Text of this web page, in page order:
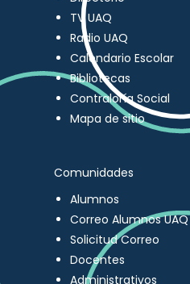
TV UAQ
Radio UAQ
Calendario Escolar
Bibliotecas
Contraloría Social
Mapa de sitio
Comunidades
Alumnos
Correo Alumnos UAQ
Solicitud Correo
Docentes
Administrativos